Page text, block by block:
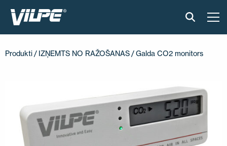
UZSTĀDĪŠANA UN MATERIĀLI
Produkti / IZŅEMTS NO RAŽOŠANAS / Galda CO2 monitors